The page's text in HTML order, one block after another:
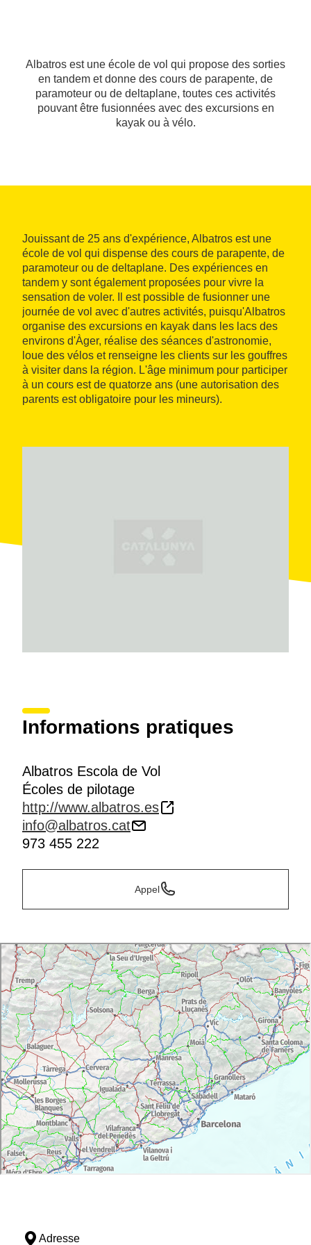
Albatros est une école de vol qui propose des sorties
en tandem et donne des cours de parapente, de
paramoteur ou de deltaplane, toutes ces activités
pouvant être fusionnées avec des excursions en
kayak ou à vélo.
Jouissant de 25 ans d'expérience, Albatros est une
école de vol qui dispense des cours de parapente, de
paramoteur ou de deltaplane. Des expériences en
tandem y sont également proposées pour vivre la
sensation de voler. Il est possible de fusionner une
journée de vol avec d'autres activités, puisqu'Albatros
organise des excursions en kayak dans les lacs des
environs d'Àger, réalise des séances d'astronomie,
loue des vélos et renseigne les clients sur les gouffres
à visiter dans la région. L'âge minimum pour participer
à un cours est de quatorze ans (une autorisation des
parents est obligatoire pour les mineurs).
Informations pratiques
Albatros Escola de Vol
Écoles de pilotage
http://www.albatros.es
info@albatros.cat
973 455 222
Appel
Adresse